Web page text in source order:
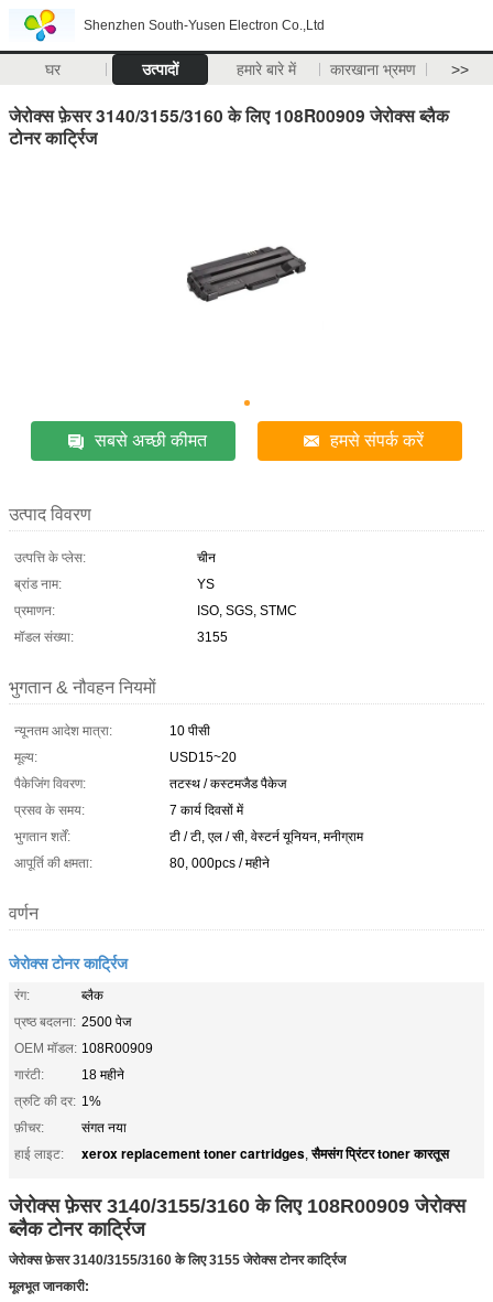
Shenzhen South-Yusen Electron Co.,Ltd
घर उत्पादों हमारे बारे में कारखाना भ्रमण >>
जेरोक्स फ़ेसर 3140/3155/3160 के लिए 108R00909 जेरोक्स ब्लैक
टोनर कार्ट्रिज
सबसे अच्छी कीमत हमसे संपर्क करें
उत्पाद विवरण
उत्पत्ति के प्लेस:
चीन
ब्रांड नाम:
YS
प्रमाणन:
ISO, SGS, STMC
मॉडल संख्या:
3155
भुगतान & नौवहन नियमों
न्यूनतम आदेश मात्रा:
10 पीसी
मूल्य:
USD15~20
पैकेजिंग विवरण:
तटस्थ / कस्टमजैड पैकेज
प्रसव के समय:
7 कार्य दिवसों में
भुगतान शर्तें:
टी / टी, एल / सी, वेस्टर्न यूनियन, मनीग्राम
आपूर्ति की क्षमता:
80, 000pcs / महीने
वर्णन
जेरोक्स टोनर कार्ट्रिज
रंग:
ब्लैक
प्रष्ठ बदलना: 2500 पेज
OEM मॉडल: 108R00909
गारंटी:
18 महीने
त्रुटि की दर: 1%
फ़ीचर:
संगत नया
हाई लाइट:
xerox replacement toner cartridges,सैमसंग प्रिंटर toner कारतूस
जेरोक्स फ़ेसर 3140/3155/3160 के लिए 108R00909 जेरोक्स
ब्लैक टोनर कार्ट्रिज
जेरोक्स फ़ेसर 3140/3155/3160 के लिए 3155 जेरोक्स टोनर कार्ट्रिज
मूलभूत जानकारी: